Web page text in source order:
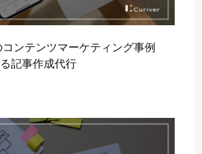
コンテンツマーケティング事例
記事作成代行